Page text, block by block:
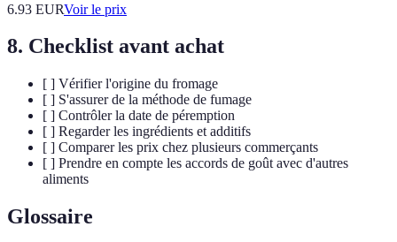
6.93 EURVoir le prix
8. Checklist avant achat
[ ] Vérifier l'origine du fromage
[ ] S'assurer de la méthode de fumage
[ ] Contrôler la date de péremption
[ ] Regarder les ingrédients et additifs
[ ] Comparer les prix chez plusieurs commerçants
[ ] Prendre en compte les accords de goût avec d'autres
aliments
Glossaire